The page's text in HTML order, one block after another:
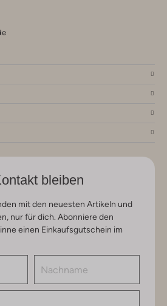
bleiben
mit den neuesten Artikeln und
nur für dich. Abonniere den
einen Einkaufsgutschein im